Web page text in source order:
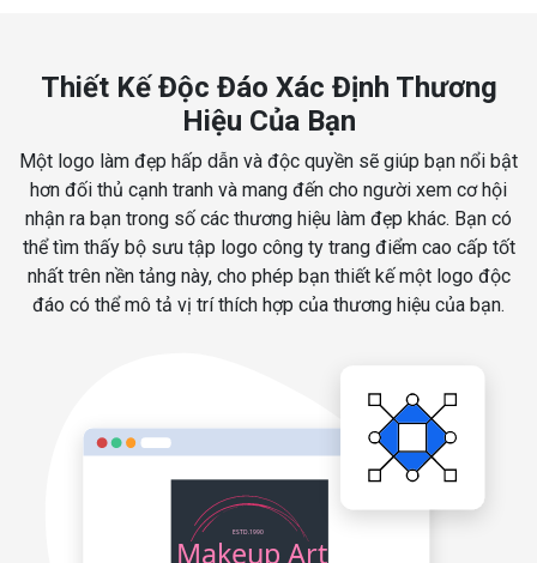
Thiết Kế Độc Đáo Xác Định Thương
Hiệu Của Bạn
Một logo làm đẹp hấp dẫn và độc quyền sẽ giúp bạn nổi bật
hơn đối thủ cạnh tranh và mang đến cho người xem cơ hội
nhận ra bạn trong số các thương hiệu làm đẹp khác. Bạn có
thể tìm thấy bộ sưu tập logo công ty trang điểm cao cấp tốt
nhất trên nền tảng này, cho phép bạn thiết kế một logo độc
đáo có thể mô tả vị trí thích hợp của thương hiệu của bạn.